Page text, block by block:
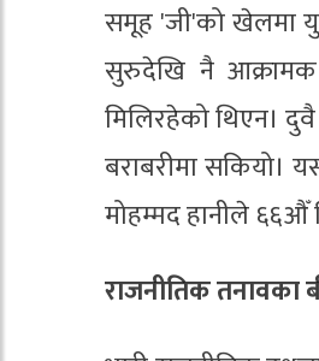
समूह 'जी'को खेलमा
सुरुदेखि नै आक्रामक
मिलिरहेको थिएन।
बराबरीमा सकियो।
मोहम्मद हानीले ६६औँ
राजनीतिक तनावका